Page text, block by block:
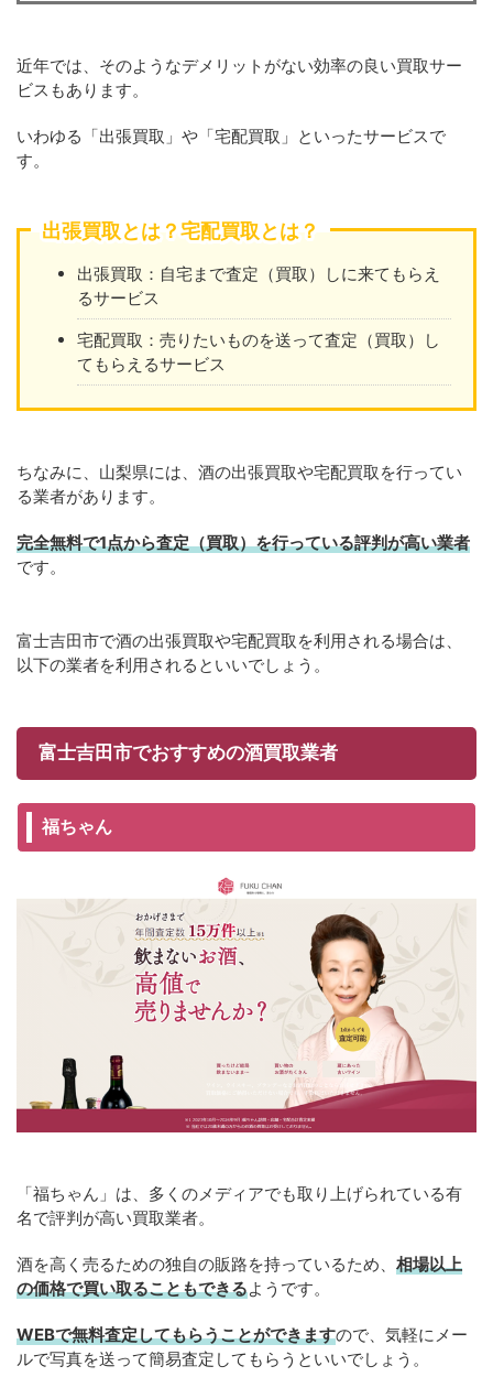
近年では、そのようなデメリットがない効率の良い買取サー
ビスもあります。
いわゆる「出張買取」や「宅配買取」といったサービスで
す。
出張買取とは？宅配買取とは？
出張買取：自宅まで査定（買取）しに来てもらえ
るサービス
宅配買取：売りたいものを送って査定（買取）し
てもらえるサービス
ちなみに、山梨県には、酒の出張買取や宅配買取を行ってい
る業者があります。
完全無料で1点から査定（買取）を行っている評判が高い業者
です。
富士吉田市で酒の出張買取や宅配買取を利用される場合は、
以下の業者を利用されるといいでしょう。
富士吉田市でおすすめの酒買取業者
福ちゃん
「福ちゃん」は、多くのメディアでも取り上げられている有
名で評判が高い買取業者。
酒を高く売るための独自の販路を持っているため、 相場以上
の価格で買い取ることもできるようです。
WEBで無料査定してもらうことができますので、気軽にメー
ルで写真を送って簡易査定してもらうといいでしょう。